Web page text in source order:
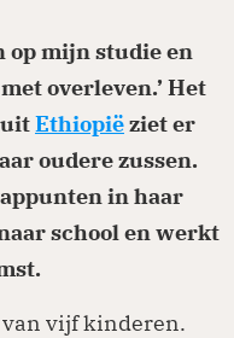
op mijn studie en
overleven.’ Het
uitEthiopiëziet er
oudere zussen.
in haar
school en werkt
van vijf kinderen.